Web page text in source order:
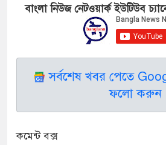
বাংলা নিউজ নেটওয়ার্ক ইউটিউব
সর্বশেষ খবর পেতে
ফলো করুন
কমেন্ট বক্স